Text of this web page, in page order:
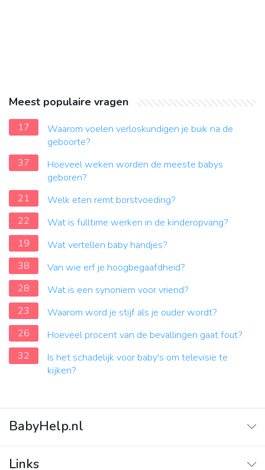
Meest populaire vragen
17
Waarom voelen verloskundigen je buik na de
geboorte?
37
Hoeveel weken worden de meeste babys
geboren?
21
Welk eten remt borstvoeding?
22
Wat is fulltime werken in de kinderopvang?
19
Wat vertellen baby handjes?
38
Van wie erf je hoogbegaafdheid?
28
Wat is een synoniem voor vriend?
23
Waarom word je stijf als je ouder wordt?
26
Hoeveel procent van de bevallingen gaat fout?
32
Is het schadelijk voor baby's om televisie te
kijken?
BabyHelp.nl
Links